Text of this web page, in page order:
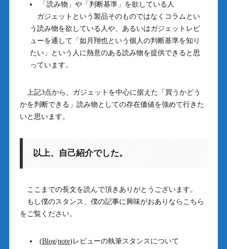
「読み物」や「判断基準」を欲している人
ガジェットという製品そのものではなくコラムとい
う読み物を欲している人や、あるいはガジェットレビ
ューを通して「如月翔也という個人の判断基準を知り
たい」という人に熱意のある読み物を提供できると思
っています。
上記3点から、ガジェットを中心に据えた「買うかどう
かを判断できる」読み物としての存在価値を強めて行きた
いと思います。
以上、自己紹介でした。
ここまでの長文を読んで頂きありがとうございます。
もし僕のスタンス、僕の記事に興味がおありならこちら
をご覧ください。
(Blog/note)レビューの執筆スタンスについて